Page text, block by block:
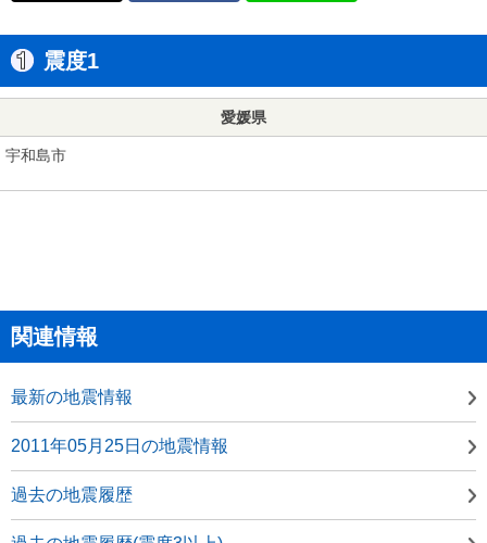
震度1
愛媛県
宇和島市
関連情報
最新の地震情報
2011年05月25日の地震情報
過去の地震履歴